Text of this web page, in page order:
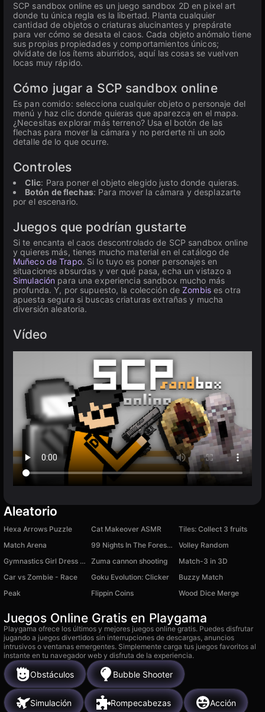
SCP sandbox online es un juego sandbox 2D en pixel art
donde tu única regla es la libertad. Planta cualquier
cantidad de objetos o criaturas alucinantes y prepárate
para ver cómo se desata el caos. Cada objeto anómalo tiene
sus propias propiedades y comportamientos únicos;
olvídate de los ítems aburridos, aquí las cosas se vuelven
locas muy rápido.
Cómo jugar a SCP sandbox online
Es pan comido: selecciona cualquier objeto o personaje del
menú y haz clic donde quieras que aparezca en el mapa.
¿Necesitas explorar más terreno? Usa el botón de las
flechas para mover la cámara y no perderte ni un solo
detalle de lo que ocurre.
Controles
Clic: Para poner el objeto elegido justo donde quieras.
Botón de flechas: Para mover la cámara y desplazarte
por el escenario.
Juegos que podrían gustarte
Si te encanta el caos descontrolado de SCP sandbox online
y quieres más, tienes mucho material en el catálogo de
Muñeco de Trapo. Si lo tuyo es poner personajes en
situaciones absurdas y ver qué pasa, echa un vistazo a
Simulación para una experiencia sandbox mucho más
profunda. Y, por supuesto, la colección deZombises otra
apuesta segura si buscas criaturas extrañas y mucha
diversión aleatoria.
Vídeo
Aleatorio
Hexa Arrows Puzzle Cat Makeover ASMR
Tiles: Collect 3 fruits
Match Arena
99 Nights In The Forest Original
Volley Random
Gymnastics Girl Dress Up
Zuma cannon shooting
Match-3 in 3D
Car vs Zombie - Race
Goku Evolution: Clicker
Buzzy Match
Peak
Flippin Coins Wood Dice Merge
Juegos Online Gratis en Playgama
Playgama ofrece los últimos y mejores juegos online gratis. Puedes disfrutar
jugando a juegos divertidos sin interrupciones de descargas, anuncios
intrusivos o ventanas emergentes. Simplemente carga tus juegos favoritos al
instante en tu navegador web y disfruta de la experiencia.
Obstáculos Bubble Shooter
Simulación Rompecabezas Acción